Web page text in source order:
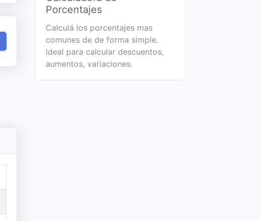
Porcentajes
Calculá los porcentajes mas
comunes de de forma simple.
Ideal para calcular descuentos,
aumentos, variaciones.